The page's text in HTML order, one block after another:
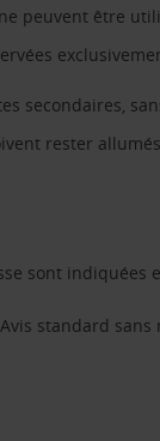
peuvent être
secondaires,
rester
sont indiquées
standard sans